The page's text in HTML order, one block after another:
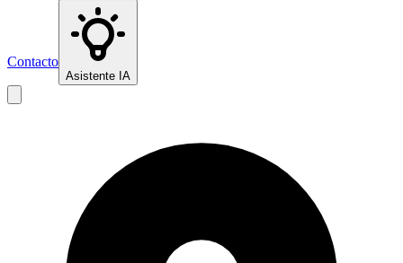
Contacto
Asistente IA